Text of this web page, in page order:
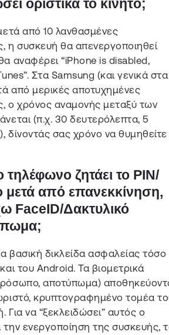
οριστικά το κινητό;
από 10 λανθασμένες
η συσκευή θα απενεργοποιηθεί
αναφέρει “iPhone is disabled,
Στα Samsung (και γενικά στα
από μερικές αποτυχημένες
ο χρόνος αναμονής μεταξύ των
(π.χ. 30 δευτερόλεπτα, 5
δίνοντάς σας χρόνο να θυμηθείτε
τηλέφωνο ζητάει το PIN/
μετά από επανεκκίνηση,
FaceID/Δακτυλικό
βασική δικλείδα ασφαλείας τόσο
του Android. Τα βιομετρικά
αποτύπωμα)
κρυπτογραφημένο τομέα
Για να “ξεκλειδώσει” αυτός ο
ενεργοποίηση της συσκευής,